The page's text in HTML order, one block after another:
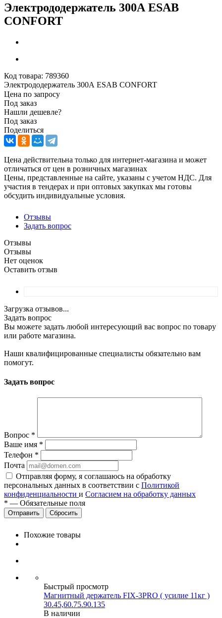
Электрододержатель 300А ESAB
CONFORT
Код товара: 789360
Электрододержатель 300А ESAB CONFORT
Цена по запросу
Под заказ
Нашли дешевле?
Под заказ
Поделиться
Цена действительна только для интернет-магазина и может
отличаться от цен в розничных магазинах
Цены, представленные на сайте, указаны с учетом НДС. Для
участия в тендерах и при оптовых закупках мы готовы
обсудить индивидуальные условия.
Отзывы
Задать вопрос
Отзывы
Отзывы
Нет оценок
Оставить отзыв
Загрузка отзывов...
Задать вопрос
Вы можете задать любой интересующий вас вопрос по товару
или работе магазина.
Наши квалифицированные специалисты обязательно вам
помогут.
Задать вопрос
Вопрос *
Ваше имя *
Телефон *
Почта
Отправляя форму, я соглашаюсь на обработку
персональных данных в соответствии с Политикой
конфиденциальности и Согласием на обработку данных
* — Обязательные поля
Сбросить
Похожие товары
Быстрый просмотр
Магнитный держатель FIX-3PRO ( усилие 11кг )
30.45,60.75.90.135
В наличии